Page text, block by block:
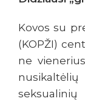
Kovos su
(KOPŽI)
ne